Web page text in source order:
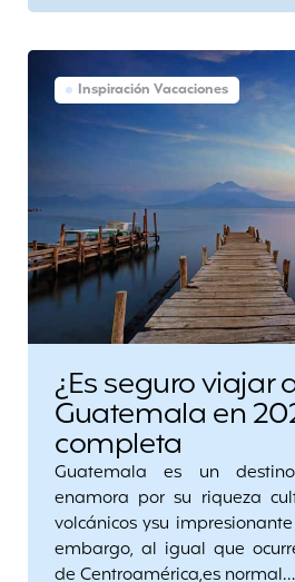
Inspiración Vacaciones
¿Es seguro viajar
Guatemala en
completa
Guatemala es un
enamora por su riqueza
volcánicos ysu
embargo, al igual que
de Centroamérica,es normal…